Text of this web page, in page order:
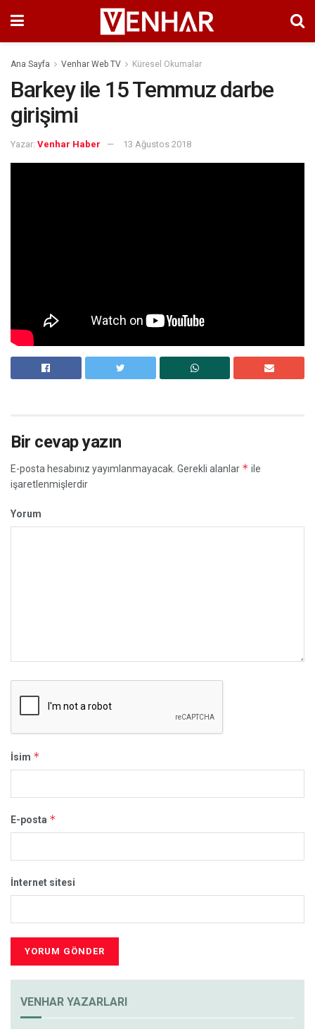
Ana Sayfa Venhar Web TV Küresel Okumalar
Barkey ile 15 Temmuz darbe
girişimi
Yazar: Venhar Haber 13 Ağustos 2018
Bir cevap yazın
E-posta hesabınız yayımlanmayacak. Gerekli alanlar * ile
işaretlenmişlerdir
Yorum
İsim *
E-posta *
İnternet sitesi
VENHAR YAZARLARI